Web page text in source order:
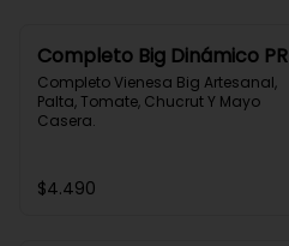
Completo Big Dinámico PR
Completo Vienesa Big Artesanal,
Palta, Tomate, Chucrut Y Mayo
Casera.
$4.490